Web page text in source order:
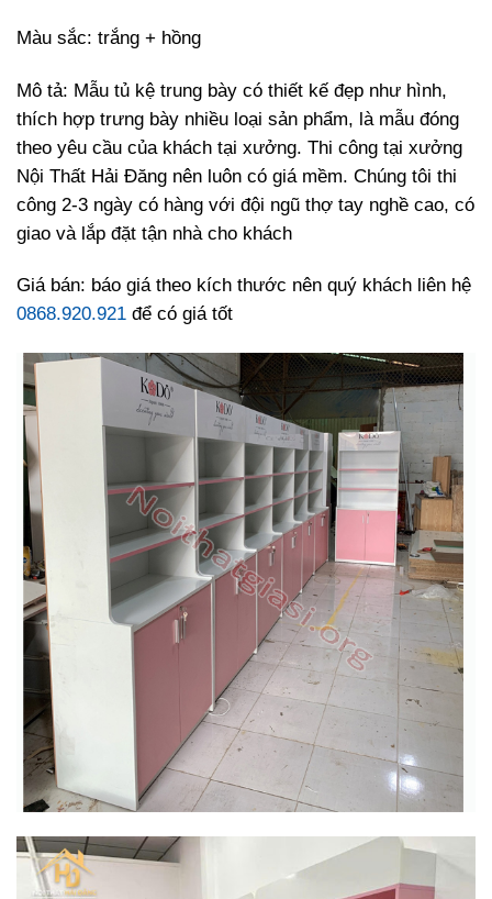
Màu sắc: trắng + hồng
Mô tả: Mẫu tủ kệ trung bày có thiết kế đẹp như hình,
thích hợp trưng bày nhiều loại sản phẩm, là mẫu đóng
theo yêu cầu của khách tại xưởng. Thi công tại xưởng
Nội Thất Hải Đăng nên luôn có giá mềm. Chúng tôi thi
công 2-3 ngày có hàng với đội ngũ thợ tay nghề cao, có
giao và lắp đặt tận nhà cho khách
Giá bán: báo giá theo kích thước nên quý khách liên hệ
0868.920.921 để có giá tốt